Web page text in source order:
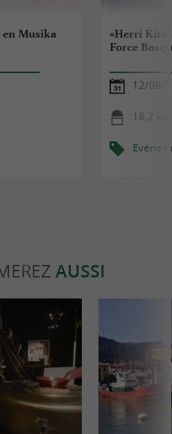
Musika
«Herri
Force
12/08/
18,2
AUSSI